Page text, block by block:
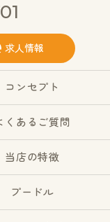
求人情報
コンセプト
くあるご質問
当店の特徴
プードル